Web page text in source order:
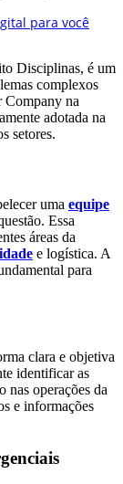
Disciplinas, é um
complexos
Company na
adotada na
setores.
uma equipe
Essa
áreas da
e logística. A
para
clara e objetiva
identificar as
nas operações da
e informações